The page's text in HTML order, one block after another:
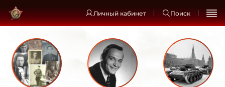
Личный кабинет Поиск